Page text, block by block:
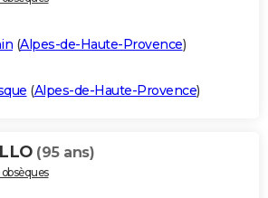
(Alpes-de-Haute-Provence)
(Alpes-de-Haute-Provence)
(95 ans)